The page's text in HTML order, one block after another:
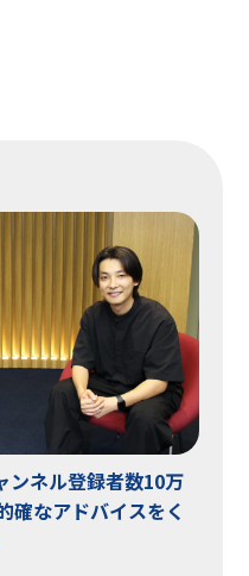
ンネル登録者数10万
確なアドバイスをく